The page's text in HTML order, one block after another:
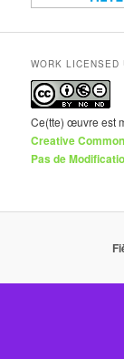
WORK LICENSED
Ce(tte) œuvre est
Creative
Pas de